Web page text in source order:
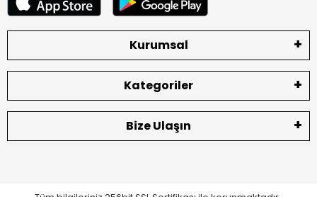
Kurumsal
Kategoriler
Bize Ulaşın